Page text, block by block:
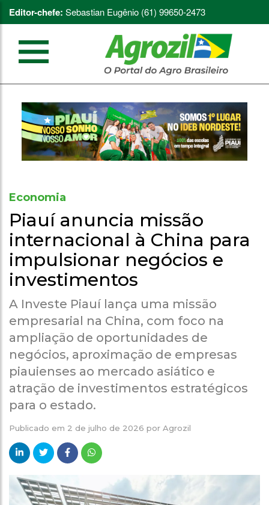
Editor-chefe: Sebastian Eugênio (61) 99650-2473
Economia
Piauí anuncia missão
internacional à China para
impulsionar negócios e
investimentos
A Investe Piauí lança uma missão
empresarial na China, com foco na
ampliação de oportunidades de
negócios, aproximação de empresas
piauienses ao mercado asiático e
atração de investimentos estratégicos
para o estado.
Publicado em 2 de julho de 2026 por Agrozil